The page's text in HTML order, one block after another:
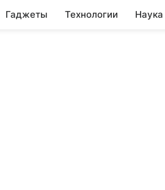
Гаджеты Технологии Наука